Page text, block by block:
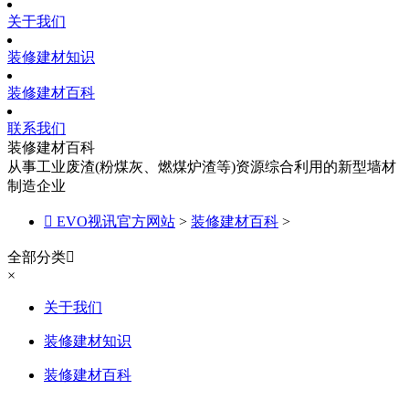
关于我们
装修建材知识
装修建材百科
联系我们
装修建材百科
从事工业废渣(粉煤灰、燃煤炉渣等)资源综合利用的新型墙材
制造企业
 EVO视讯官方网站 > 装修建材百科 >
全部分类
×
关于我们
装修建材知识
装修建材百科